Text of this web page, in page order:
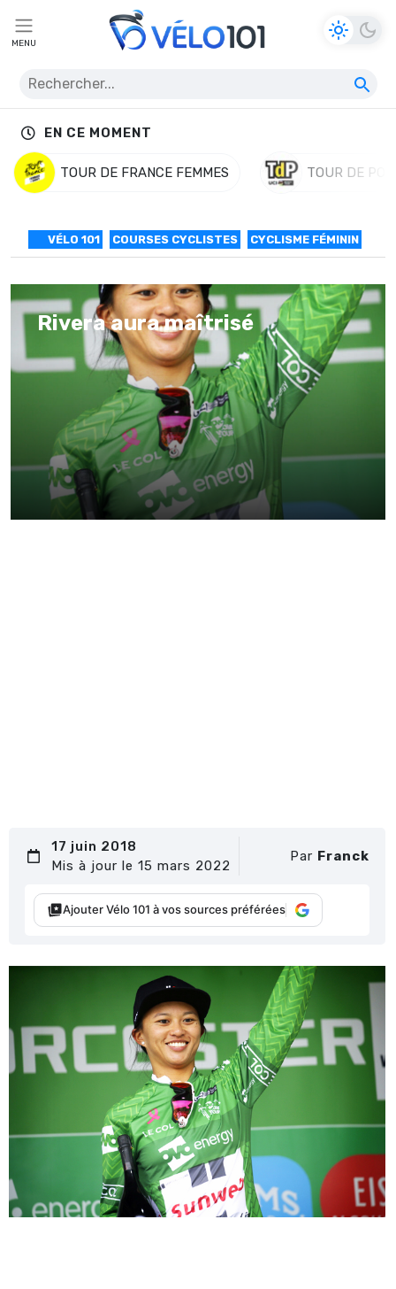
MENU
EN CE MOMENT
TOUR DE FRANCE FEMMES TOUR DE
VÉLO 101 COURSES CYCLISTES CYCLISME FÉMININ
Rivera aura maîtrisé
17 juin 2018
Mis à jour le 15 mars 2022
Par Franck
Ajouter Vélo 101 à vos sources préférées